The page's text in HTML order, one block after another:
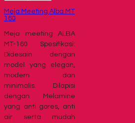
Meja Meeting Alba MT
160
Meja meeting ALBA
MT-160 Spesifikasi:
Didesain dengan
model yang elegan,
modern dan
minimalis. Dilapisi
dengan Melamine
yang anti gores, anti
air serta mudah